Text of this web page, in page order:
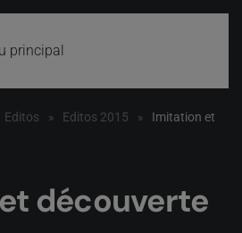
principal
Editos Editos 2015
Imitation et
découverte